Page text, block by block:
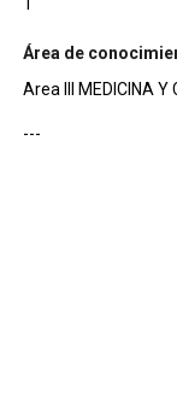
Área de
Area III
---